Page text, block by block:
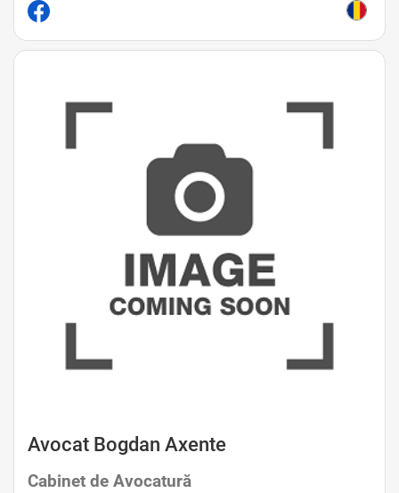
Avocat Bogdan Axente
Cabinet de Avocatură